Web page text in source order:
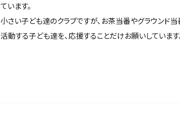
ています。
小さい子ども達のクラブですが、お茶当番やグラウンド
活動する子ども達を、応援することだけお願いしています